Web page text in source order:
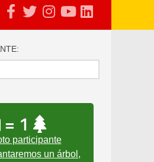
= 1
participante
un árbol,